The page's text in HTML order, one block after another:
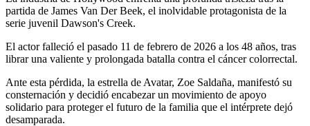
partida de James Van Der Beek, el inolvidable protagonista de la
serie juvenil Dawson's Creek.
El actor falleció el pasado 11 de febrero de 2026 a los 48 años, tras
librar una valiente y prolongada batalla contra el cáncer colorrectal.
Ante esta pérdida, la estrella de Avatar, Zoe Saldaña, manifestó su
consternación y decidió encabezar un movimiento de apoyo
solidario para proteger el futuro de la familia que el intérprete dejó
desamparada.